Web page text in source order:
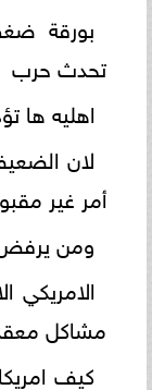
بورقة
تحدث حرب
اهليه ها
لان
أمر غير
ومن يرفض
الامريكي
مشاكل
كيف